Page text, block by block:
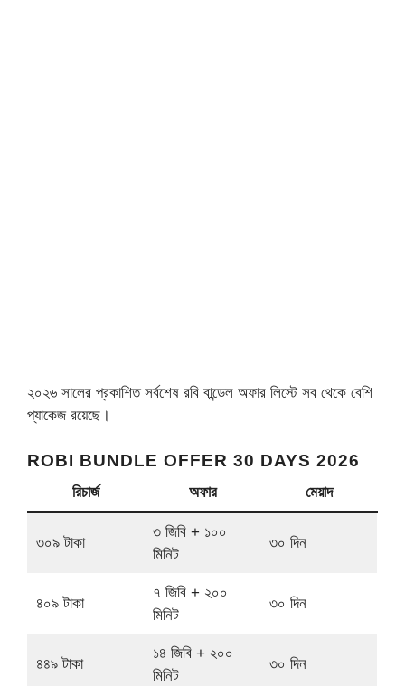
২০২৬ সালের প্রকাশিত সর্বশেষ রবি বান্ডেল অফার লিস্টে সব থেকে বেশি
প্যাকেজ রয়েছে।
ROBI BUNDLE OFFER 30 DAYS 2026
রিচার্জ অফার মেয়াদ
৩০৯ টাকা
৩ জিবি + ১০০
মিনিট
৩০ দিন
৪০৯ টাকা
৭ জিবি + ২০০
মিনিট
৩০ দিন
৪৪৯ টাকা
১৪ জিবি + ২০০
মিনিট
৩০ দিন